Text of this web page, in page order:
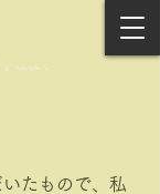
たもので、私